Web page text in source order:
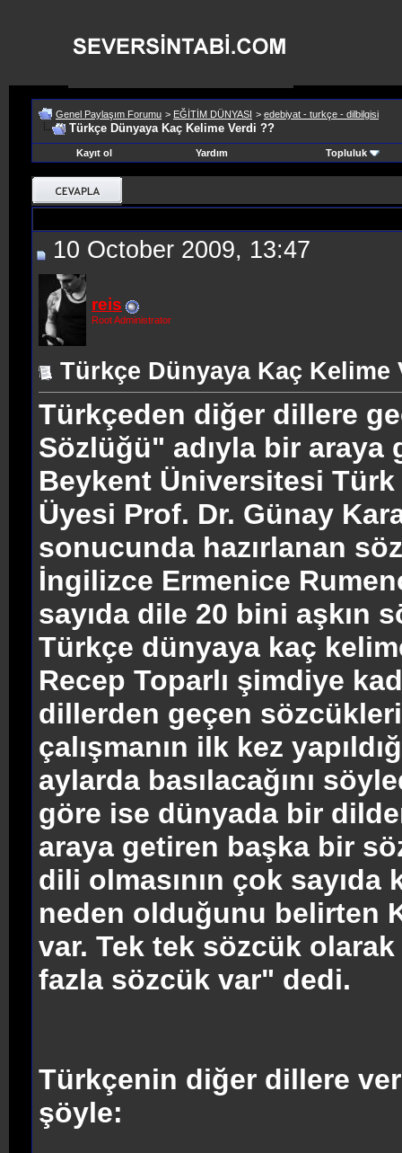
Genel Paylaşım Forumu > EĞİTİM DÜNYASI > edebiyat - turkçe - dilbilgisi
Türkçe Dünyaya Kaç Kelime Verdi ??
Kayıt ol Yardım Topluluk
10 October 2009, 13:47
reis
Root Administrator
Türkçe Dünyaya Kaç Kelime
Türkçeden diğer dillere
Sözlüğü" adıyla bir araya
Beykent Üniversitesi
Üyesi Prof. Dr. Günay
sonucunda hazırlanan
İngilizce Ermenice
sayıda dile 20 bini aşkın
Türkçe dünyaya kaç
Recep Toparlı şimdiye
dillerden geçen
çalışmanın ilk kez
aylarda basılacağını
göre ise dünyada bir
araya getiren başka bir
dili olmasının çok
neden olduğunu belirten
var. Tek tek sözcük
fazla sözcük var" dedi.
Türkçenin diğer dillere
şöyle: